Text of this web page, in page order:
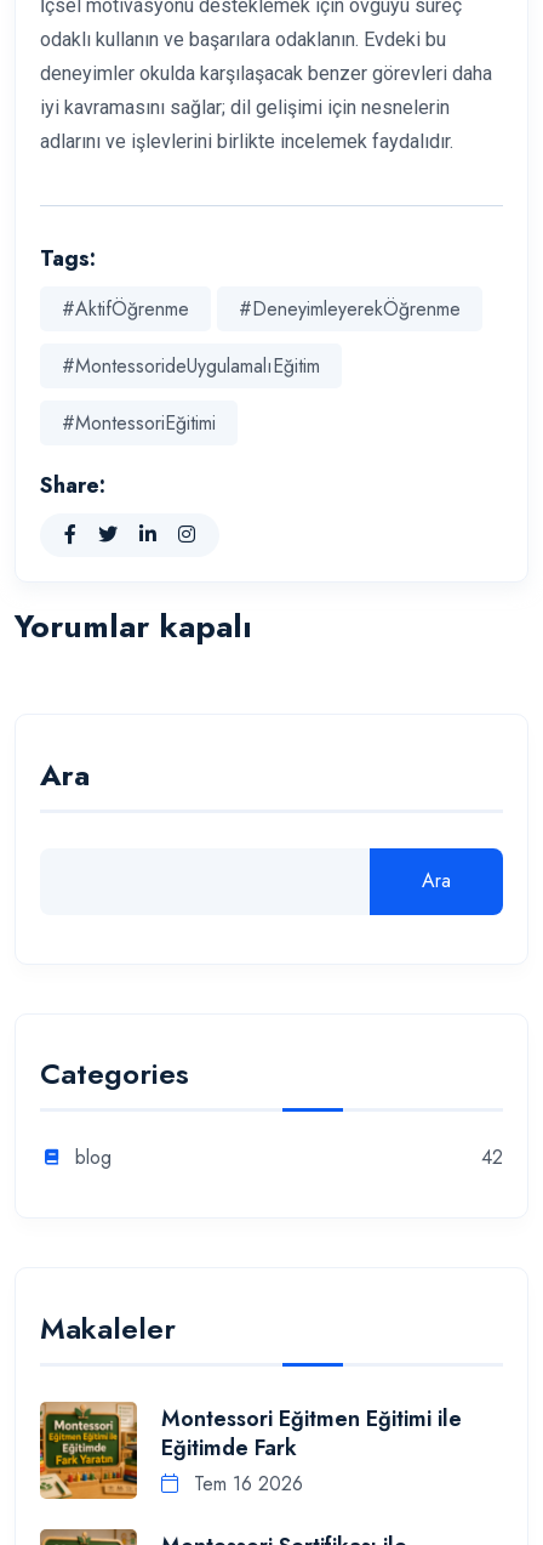
İçsel motivasyonu desteklemek için övgüyü süreç
odaklı kullanın ve başarılara odaklanın. Evdeki bu
deneyimler okulda karşılaşacak benzer görevleri daha
iyi kavramasını sağlar; dil gelişimi için nesnelerin
adlarını ve işlevlerini birlikte incelemek faydalıdır.
Tags:
#AktifÖğrenme #DeneyimleyerekÖğrenme
#MontessorideUygulamalıEğitim
#MontessoriEğitimi
Share:
Yorumlar kapalı
Ara
Ara
Categories
blog 42
Makaleler
Montessori Eğitmen Eğitimi ile
Eğitimde Fark
Tem 16 2026